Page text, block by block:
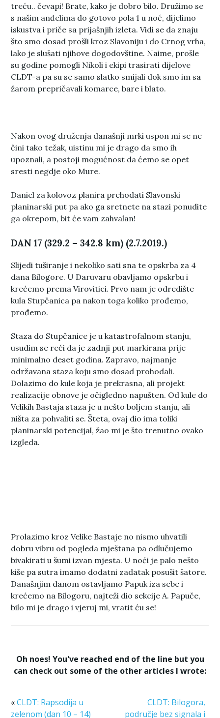
treću.. čevapi! Brate, kako je dobro bilo. Družimo se
s našim anđelima do gotovo pola 1 u noć, dijelimo
iskustva i priče sa prijašnjih izleta. Vidi se da znaju
što smo dosad prošli kroz Slavoniju i do Crnog vrha,
lako je slušati njihove dogodovštine. Naime, prošle
su godine pomogli Nikoli i ekipi trasirati dijelove
CLDT-a pa su se samo slatko smijali dok smo im sa
žarom prepričavali komarce, bare i blato.
Nakon ovog druženja današnji mrki uspon mi se ne
čini tako težak, uistinu mi je drago da smo ih
upoznali, a postoji mogućnost da ćemo se opet
sresti negdje oko Mure.
Daniel za kolovoz planira prehodati Slavonski
planinarski put pa ako ga sretnete na stazi ponudite
ga okrepom, bit će vam zahvalan!
DAN 17 (329.2 – 342.8 km) (2.7.2019.)
Slijedi tuširanje i nekoliko sati sna te opskrba za 4
dana Bilogore. U Daruvaru obavljamo opskrbu i
krećemo prema Virovitici. Prvo nam je odredište
kula Stupčanica pa nakon toga koliko prođemo,
prođemo.
Staza do Stupčanice je u katastrofalnom stanju,
usudim se reći da je zadnji put markirana prije
minimalno deset godina. Zapravo, najmanje
održavana staza koju smo dosad prohodali.
Dolazimo do kule koja je prekrasna, ali projekt
realizacije obnove je očigledno napušten. Od kule do
Velikih Bastaja staza je u nešto boljem stanju, ali
ništa za pohvaliti se. Šteta, ovaj dio ima toliki
planinarski potencijal, žao mi je što trenutno ovako
izgleda.
Prolazimo kroz Velike Bastaje no nismo uhvatili
dobru vibru od pogleda mještana pa odlučujemo
bivakirati u šumi izvan mjesta. U noći je palo nešto
kiše pa sutra imamo dodatni zadatak posušit šatore.
Današnjim danom ostavljamo Papuk iza sebe i
krećemo na Bilogoru, najteži dio sekcije A. Papuče,
bilo mi je drago i vjeruj mi, vratit ću se!
Oh noes! You've reached end of the line but you
can check out some of the other articles I wrote:
«CLDT: Rapsodija u
zelenom (dan 10 – 14)
CLDT: Bilogora,
područje bez signala i